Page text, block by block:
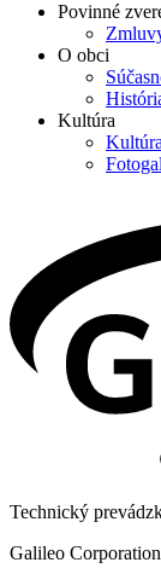
Povinné
O obci
Kultúra
Kultúra
Technický
Galileo